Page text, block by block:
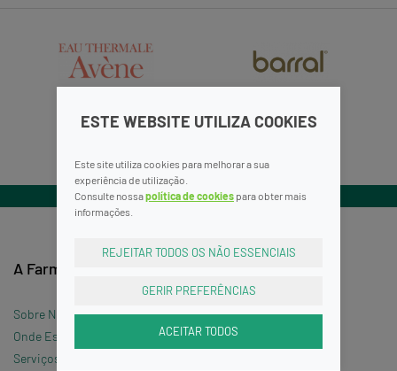
ESTE WEBSITE UTILIZA COOKIES
Este site utiliza cookies para melhorar a sua
experiência de utilização.
Consulte nossapolítica de cookies para obter mais
informações.
REJEITAR TODOS OS NÃO ESSENCIAIS
GERIR PREFERÊNCIAS
ACEITAR TODOS
A Farmácia
Sobre Nós
Onde Estamos »
Serviços
Termos e Condições
Política de Privacidade